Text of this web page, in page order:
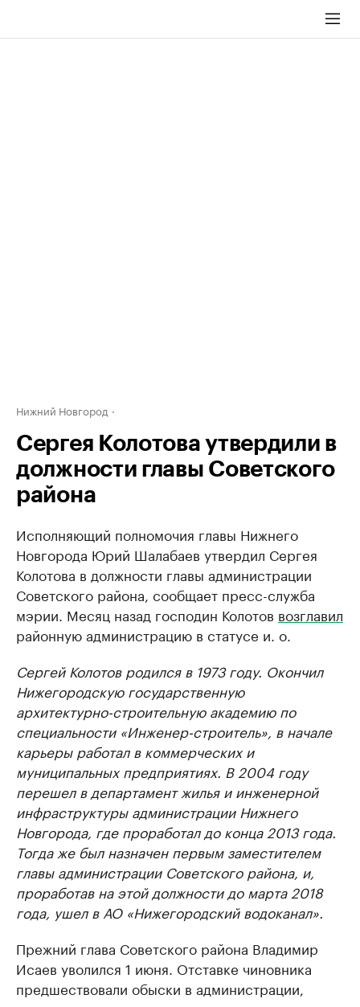
Нижний Новгород
Сергея Колотова утвердили в
должности главы Советского
района
Исполняющий полномочия главы Нижнего
Новгорода Юрий Шалабаев утвердил Сергея
Колотова в должности главы администрации
Советского района, сообщает пресс-служба
мэрии. Месяц назад господин Колотов возглавил
районную администрацию в статусе и. о.
Сергей Колотов родился в 1973 году. Окончил
Нижегородскую государственную
архитектурно-строительную академию по
специальности «Инженер-строитель», в начале
карьеры работал в коммерческих и
муниципальных предприятиях. В 2004 году
перешел в департамент жилья и инженерной
инфраструктуры администрации Нижнего
Новгорода, где проработал до конца 2013 года.
Тогда же был назначен первым заместителем
главы администрации Советского района, и,
проработав на этой должности до марта 2018
года, ушел в АО «Нижегородский водоканал».
Прежний глава Советского района Владимир
Исаев уволился 1 июня. Отставке чиновника
предшествовали обыски в администрации,